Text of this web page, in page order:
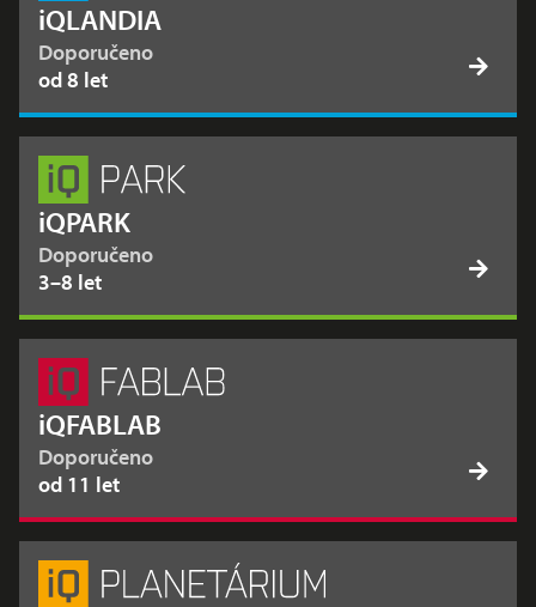
iQLANDIA
Doporučeno
od 8 let
iQPARK
Doporučeno
3–8 let
iQFABLAB
Doporučeno
od 11 let